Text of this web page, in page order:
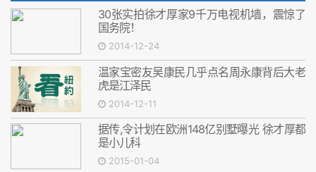
30张实拍徐才厚家9千万电视机墙，震惊了
国务院！
2014-12-24
温家宝密友吴康民几乎点名周永康背后大老
虎是江泽民
2014-12-11
据传,令计划在欧洲148亿别墅曝光 徐才厚都
是小儿科
2015-01-04